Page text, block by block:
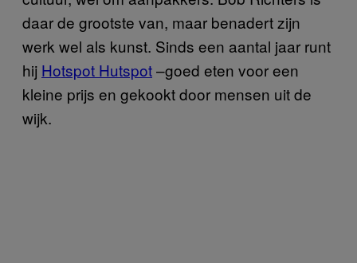
daar de grootste van, maar benadert zijn
werk wel als kunst. Sinds een aantal jaar runt
hij Hotspot Hutspot–goed eten voor een
kleine prijs en gekookt door mensen uit de
wijk.